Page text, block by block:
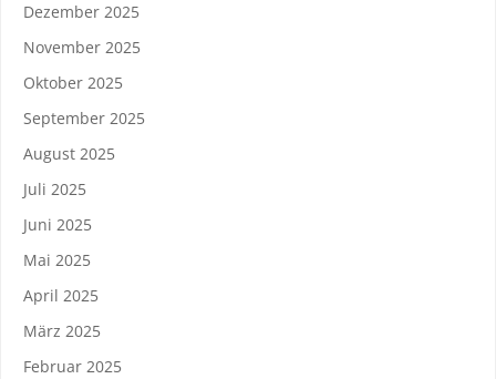
Dezember 2025
November 2025
Oktober 2025
September 2025
August 2025
Juli 2025
Juni 2025
Mai 2025
April 2025
März 2025
Februar 2025